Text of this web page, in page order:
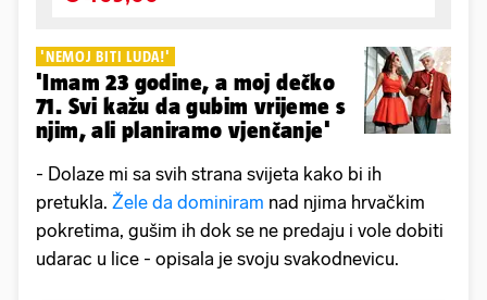
'NEMOJ BITI LUDA!'
'Imam 23 godine, a moj dečko
71. Svi kažu da gubim vrijeme s
njim, ali planiramo vjenčanje'
- Dolaze mi sa svih strana svijeta kako bi ih
pretukla. Žele da dominiram nad njima hrvačkim
pokretima, gušim ih dok se ne predaju i vole dobiti
udarac u lice - opisala je svoju svakodnevicu.